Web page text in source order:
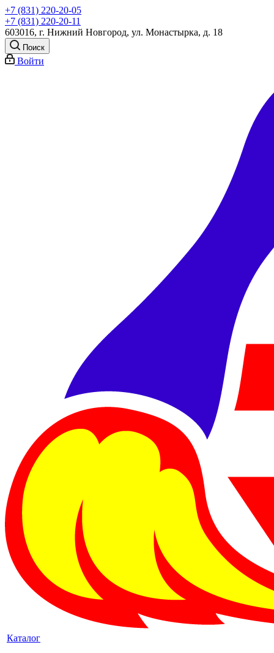
+7 (831) 220-20-05
+7 (831) 220-20-11
603016, г. Нижний Новгород, ул. Монастырка, д. 18
Поиск
Войти
Каталог